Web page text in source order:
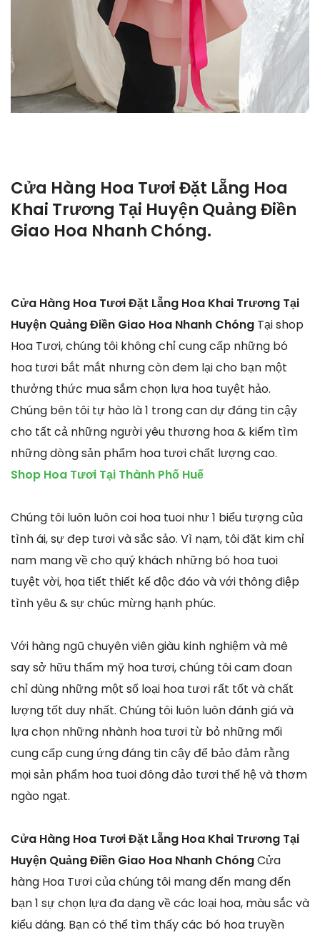
Cửa Hàng Hoa Tươi Đặt Lẵng Hoa
Khai Trương Tại Huyện Quảng Điền
Giao Hoa Nhanh Chóng.
Cửa Hàng Hoa Tươi Đặt Lẵng Hoa Khai Trương Tại
Huyện Quảng Điền Giao Hoa Nhanh Chóng Tại shop
Hoa Tươi, chúng tôi không chỉ cung cấp những bó
hoa tươi bắt mắt nhưng còn đem lại cho bạn một
thưởng thức mua sắm chọn lựa hoa tuyệt hảo.
Chúng bên tôi tự hào là 1 trong can dự đáng tin cậy
cho tất cả những người yêu thương hoa & kiếm tìm
những dòng sản phẩm hoa tươi chất lượng cao.
Shop Hoa Tươi Tại Thành Phố Huế
Chúng tôi luôn luôn coi hoa tuoi như 1 biểu tượng của
tình ái, sự đẹp tươi và sắc sảo. Vì nạm, tôi đặt kim chỉ
nam mang về cho quý khách những bó hoa tuoi
tuyệt vời, họa tiết thiết kế độc đáo và với thông điệp
tình yêu & sự chúc mừng hạnh phúc.
Với hàng ngũ chuyên viên giàu kinh nghiệm và mê
say sở hữu thẩm mỹ hoa tươi, chúng tôi cam đoan
chỉ dùng những một số loại hoa tươi rất tốt và chất
lượng tốt duy nhất. Chúng tôi luôn luôn đánh giá và
lựa chọn những nhành hoa tươi từ bỏ những mối
cung cấp cung ứng đáng tin cậy để bảo đảm rằng
mọi sản phẩm hoa tuoi đông đảo tươi thế hệ và thơm
ngào ngạt.
Cửa Hàng Hoa Tươi Đặt Lẵng Hoa Khai Trương Tại
Huyện Quảng Điền Giao Hoa Nhanh ChóngCửa
hàng Hoa Tươi của chúng tôi mang đến mang đến
bạn 1 sự chọn lựa đa dạng về các loại hoa, màu sắc và
kiểu dáng. Bạn có thể tìm thấy các bó hoa truyền